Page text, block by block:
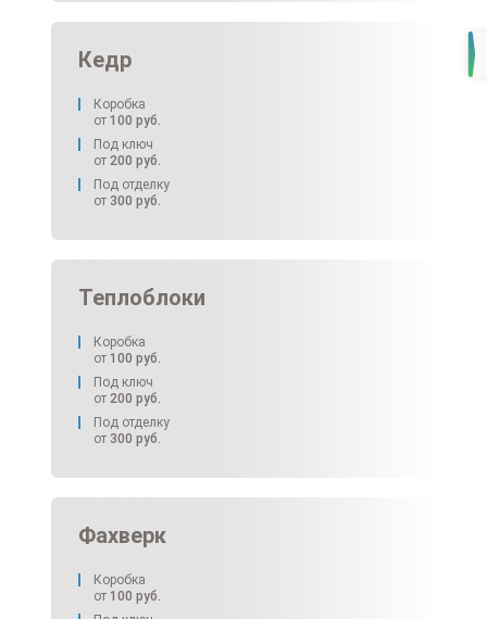
Кедр
Коробка
от 100 руб.
Под ключ
от 200 руб.
Под отделку
от 300 руб.
Теплоблоки
Коробка
от 100 руб.
Под ключ
от 200 руб.
Под отделку
от 300 руб.
Фахверк
Коробка
от 100 руб.